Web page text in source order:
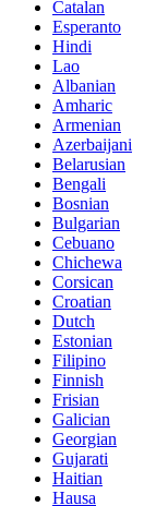
Catalan
Esperanto
Hindi
Lao
Albanian
Amharic
Armenian
Azerbaijani
Belarusian
Bengali
Bosnian
Bulgarian
Cebuano
Chichewa
Corsican
Croatian
Dutch
Estonian
Filipino
Finnish
Frisian
Galician
Georgian
Gujarati
Haitian
Hausa